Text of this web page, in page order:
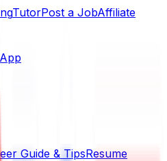
TutorPost a JobAffiliate
Guide & TipsResume